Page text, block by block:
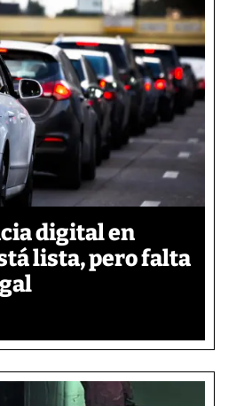
digital en
lista, pero falta